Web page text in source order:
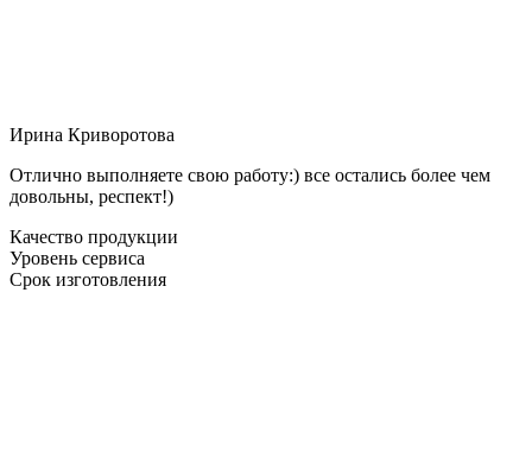
Ирина Криворотова
Отлично выполняете свою работу:) все остались более чем
довольны, респект!)
Качество продукции
Уровень сервиса
Срок изготовления